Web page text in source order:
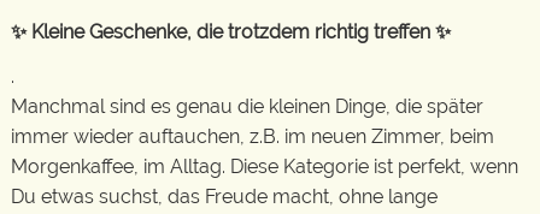
✨ Kleine Geschenke, die trotzdem richtig treffen ✨
.
Manchmal sind es genau die kleinen Dinge, die später
immer wieder auftauchen, z.B. im neuen Zimmer, beim
Morgenkaffee, im Alltag. Diese Kategorie ist perfekt, wenn
Du etwas suchst, das Freude macht, ohne lange